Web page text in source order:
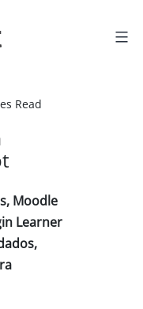
Read
Moodle
Learner